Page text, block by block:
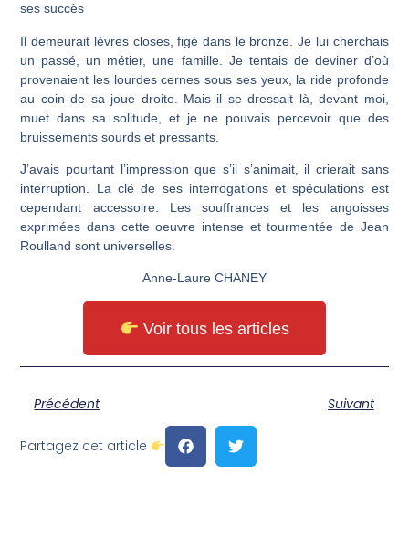
ses succès
Il demeurait lèvres closes, figé dans le bronze. Je lui cherchais
un passé, un métier, une famille. Je tentais de deviner d’où
provenaient les lourdes cernes sous ses yeux, la ride profonde
au coin de sa joue droite. Mais il se dressait là, devant moi,
muet dans sa solitude, et je ne pouvais percevoir que des
bruissements sourds et pressants.
J’avais pourtant l’impression que s’il s’animait, il crierait sans
interruption. La clé de ses interrogations et spéculations est
cependant accessoire. Les souffrances et les angoisses
exprimées dans cette oeuvre intense et tourmentée de Jean
Roulland sont universelles.
Anne-Laure CHANEY
Voir tous les articles
Précédent Suivant
Partagez cet article